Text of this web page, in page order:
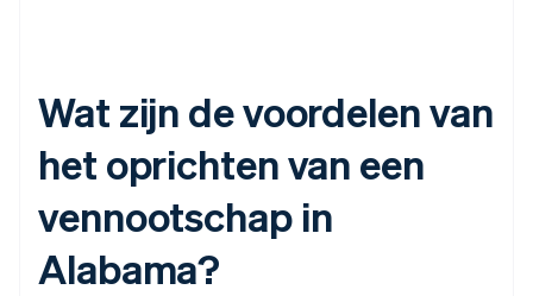
Wat zijn de voordelen van
het oprichten van een
vennootschap in
Alabama?